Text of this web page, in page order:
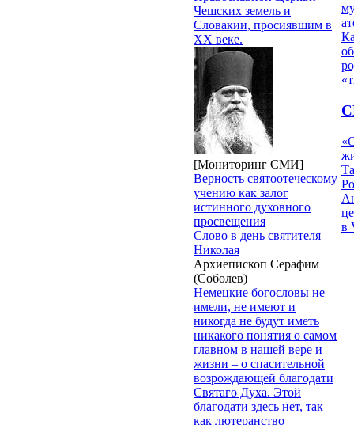
Чешских земель и
Словакии, просиявшим в
ХХ веке.
[Мониторинг СМИ]
Верность святоотеческому
учению как залог
истинного духовного
просвещения
Слово в день святителя
Николая
Архиепископ Серафим
(Соболев)
Немецкие богословы не
имели, не имеют и
никогда не будут иметь
никакого понятия о самом
главном в нашей вере и
жизни – о спасительной
возрождающей благодати
Святаго Духа. Этой
благодати здесь нет, так
как лютеранство
в